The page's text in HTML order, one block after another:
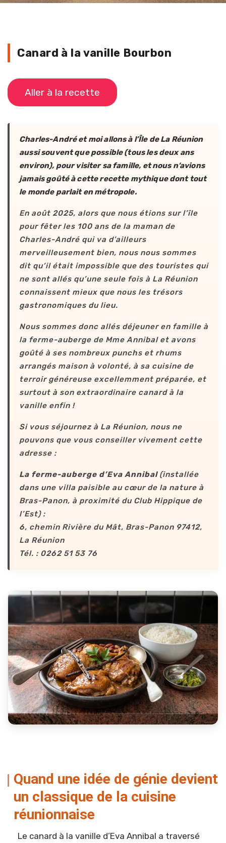
Canard à la vanille Bourbon
Aller à la recette
Charles-André et moi allons à l’Île de La Réunion
aussi souvent que possible (tous les deux ans
environ), pour visiter sa famille, et nous n’avions
jamais goûté à cette recette mythique dont tout
le monde parlait en métropole.
En août 2025, alors que nous étions sur l’île
pour fêter les 100 ans de la maman de
Charles-André qui va d’ailleurs
merveilleusement bien, nous nous sommes
dit qu’il était impossible que des touristes qui
ne sont allés qu’une seule fois à La Réunion
connaissent mieux que nous les trésors
gastronomiques du lieu.
Nous sommes donc allés déjeuner en famille à
la ferme-auberge de Mme Annibal et avons
goûté à ses nombreux punchs et rhums
arrangés maison à volonté, à sa cuisine de
terroir généreuse excellemment préparée, et
surtout à son extraordinaire canard à la
vanille enfin !
Si vous séjournez à La Réunion, nous ne
pouvons que vous conseiller vivement cette
adresse :
La ferme-auberge d’Eva Annibal(installée
dans une villa paisible au cœur de la nature à
Bras-Panon, à proximité du Club Hippique de
l’Est) :
6, chemin Rivière du Mât, Bras-Panon 97412,
La Réunion
Tél. : 0262 51 53 76
Quand une idée de génie devient
un classique de la cuisine
réunionnaise
Le canard à la vanille d’Eva Annibal a traversé